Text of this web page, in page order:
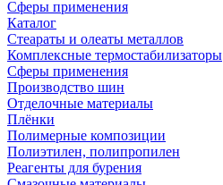
Сферы применения
Каталог
Стеараты и олеаты металлов
Комплексные термостабилизаторы
Сферы применения
Производство шин
Отделочные материалы
Плёнки
Полимерные композиции
Полиэтилен, полипропилен
Реагенты для бурения